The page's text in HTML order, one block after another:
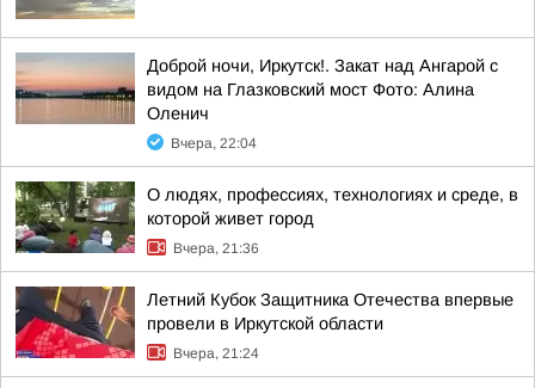
Доброй ночи, Иркутск!. Закат над Ангарой с
видом на Глазковский мост Фото: Алина
Оленич
Вчера, 22:04
О людях, профессиях, технологиях и среде, в
которой живет город
Вчера, 21:36
Летний Кубок Защитника Отечества впервые
провели в Иркутской области
Вчера, 21:24